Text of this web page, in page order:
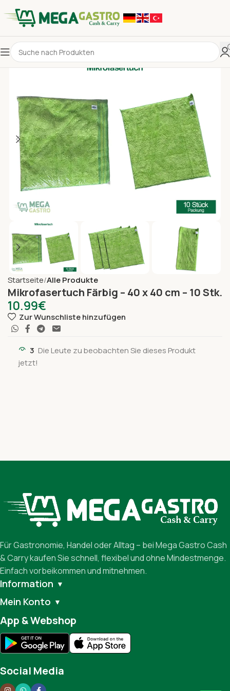
Startseite Alle Produkte
Mikrofasertuch Färbig – 40 x 40 cm – 10 Stk.
10.99€
Zur Wunschliste hinzufügen
3 Die Leute zu beobachten Sie dieses Produkt
jetzt!
Für Gastronomie, Handel oder Alltag – bei Mega Gastro Cash
& Carry kaufen Sie schnell, flexibel und ohne Mindestmenge.
Einfach vorbeikommen und mitnehmen.
Information ▼
Mein Konto ▼
App & Webshop
Social Media